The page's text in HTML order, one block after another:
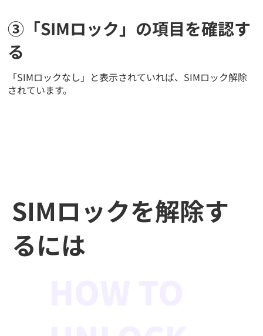
SIMロックを解除す
るには
③「SIMロック」の項目を確認す
る
「SIMロックなし」と表示されていれば、SIMロック解除
されています。